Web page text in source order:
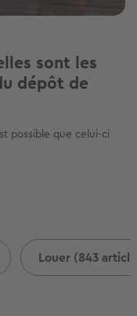
sont les
dépôt de
possible que celui-ci
Louer (843